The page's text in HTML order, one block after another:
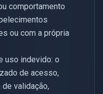
comportamento
ou com a própria
uso indevido: o
de acesso,
validação,